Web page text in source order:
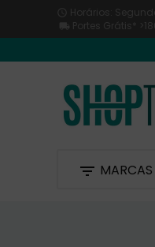
 Horários:
 Portes Grátis*
 MARCAS